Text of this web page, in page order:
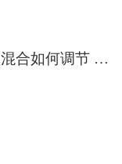
7所示，点击共享功
会声会影音频混合如何调节 会声会影音频混合声道平衡调整